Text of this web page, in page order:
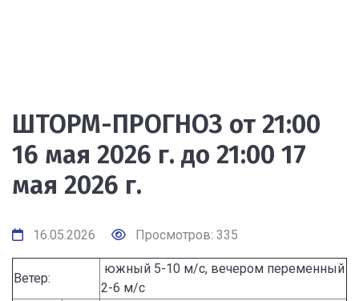
ШТОРМ-ПРОГНОЗ от 21:00
16 мая 2026 г. до 21:00 17
мая 2026 г.
16.05.2026 Просмотров: 335
Ветер:
южный 5-10 м/с, вечером переменный
2-6 м/с